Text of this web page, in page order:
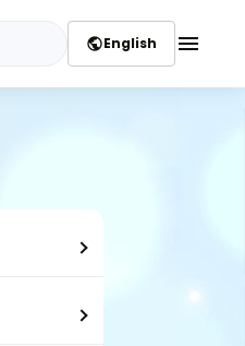
publicEnglish menu